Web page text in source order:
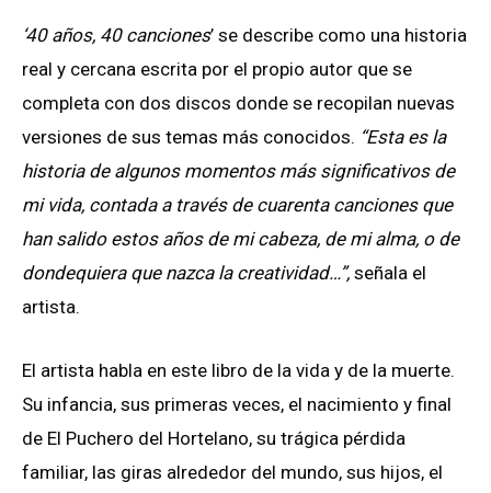
‘40 años, 40 canciones’ se describe como una historia
real y cercana escrita por el propio autor que se
completa con dos discos donde se recopilan nuevas
versiones de sus temas más conocidos. “Esta es la
historia de algunos momentos más significativos de
mi vida, contada a través de cuarenta canciones que
han salido estos años de mi cabeza, de mi alma, o de
dondequiera que nazca la creatividad…”, señala el
artista.
El artista habla en este libro de la vida y de la muerte.
Su infancia, sus primeras veces, el nacimiento y final
de El Puchero del Hortelano, su trágica pérdida
familiar, las giras alrededor del mundo, sus hijos, el